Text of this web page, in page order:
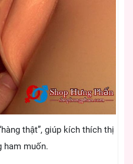
thật”, giúp kích thích thị
ham muốn.